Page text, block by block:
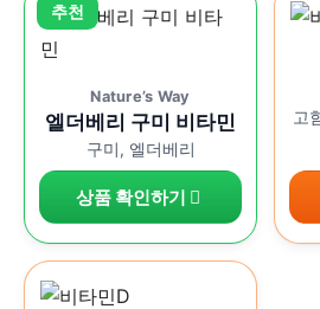
Nature’s Way
엘더베리 구미 비타민
구미, 엘더베리
상품 확인하기
고